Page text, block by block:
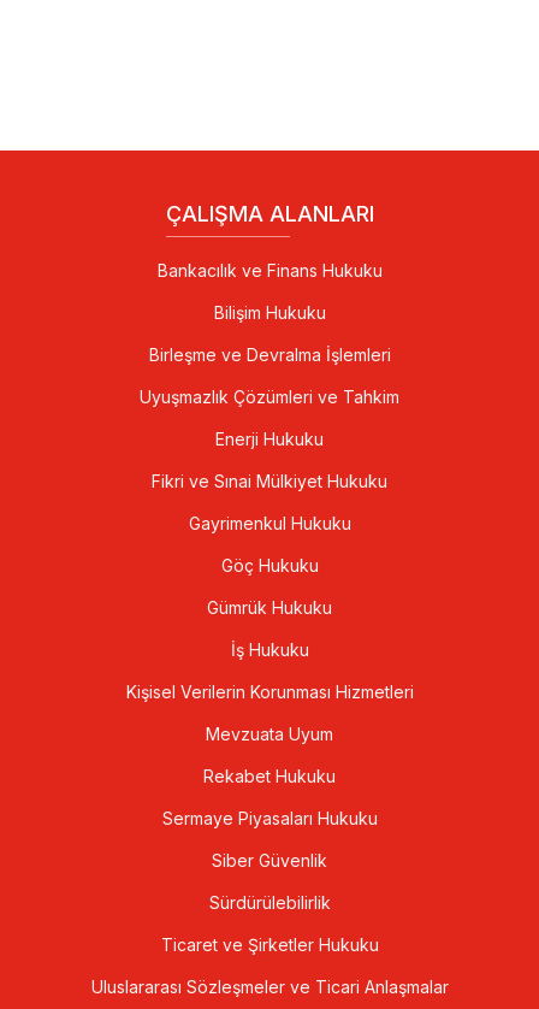
ÇALIŞMA ALANLARI
Bankacılık ve Finans Hukuku
Bilişim Hukuku
Birleşme ve Devralma İşlemleri
Uyuşmazlık Çözümleri ve Tahkim
Enerji Hukuku
Fikri ve Sınai Mülkiyet Hukuku
Gayrimenkul Hukuku
Göç Hukuku
Gümrük Hukuku
İş Hukuku
Kişisel Verilerin Korunması Hizmetleri
Mevzuata Uyum
Rekabet Hukuku
Sermaye Piyasaları Hukuku
Siber Güvenlik
Sürdürülebilirlik
Ticaret ve Şirketler Hukuku
Uluslararası Sözleşmeler ve Ticari Anlaşmalar